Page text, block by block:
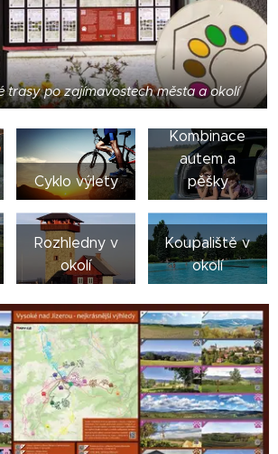
trasy po zajímavostech města a okolí
Cyklo výlety
Kombinace
autem a
pěšky
Rozhledny v
okolí
Koupaliště v
okolí